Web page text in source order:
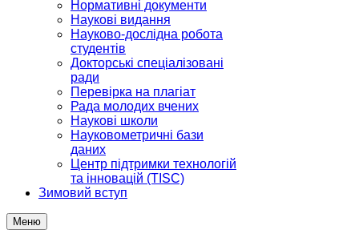
Нормативні документи
Наукові видання
Науково-дослідна робота
студентів
Докторські спеціалізовані
ради
Перевірка на плагіат
Рада молодих вчених
Наукові школи
Науковометричні бази
даних
Центр підтримки технологій
та інновацій (TISC)
Зимовий вступ
Меню